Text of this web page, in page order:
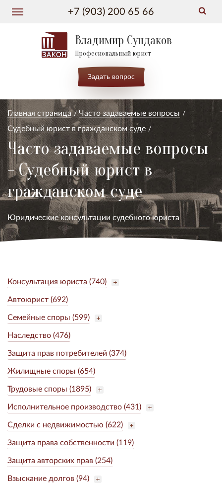
+7 (903) 200 65 66
Владимир Сундаков
Професиональный юрист
Задать вопрос
Главная страница
Часто задаваемые вопросы
Судебный юрист в гражданском суде
Часто задаваемые вопросы
- Судебный юрист в
гражданском суде
Юридические консультации судебного юриста
Консультация юриста (740)
Автоюрист (692)
Семейные споры (599)
Наследство (476)
Защита прав потребителей (374)
Жилищные споры (654)
Трудовые споры (1895)
Исполнительное производство (431)
Сделки с недвижимостью (622)
Защита права собственности (119)
Защита авторских прав (254)
Взыскание долгов (94)